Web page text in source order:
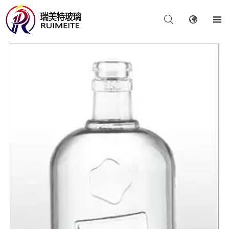
  